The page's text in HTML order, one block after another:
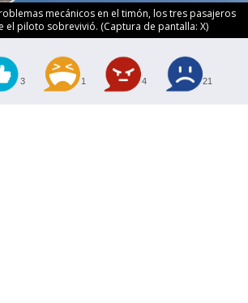
mecánicos en el timón, los tres pasajeros
el piloto sobrevivió. (Captura de pantalla: X)
3 1 4 21